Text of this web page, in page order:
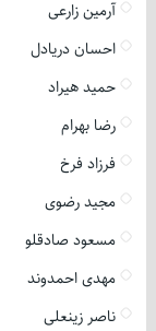
آرمین زارعی
احسان دریادل
حمید هیراد
رضا بهرام
فرزاد فرخ
مجید رضوی
مسعود صادقلو
مهدی احمدوند
ناصر زینعلی